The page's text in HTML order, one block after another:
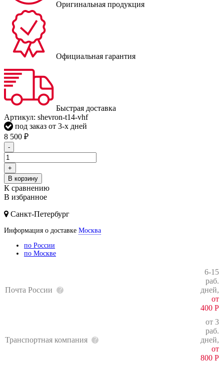
Оригинальная продукция
Официальная гарантия
Быстрая доставка
Артикул: shevron-t14-vhf
под заказ от 3-х дней
8 500 ₽
-
+
В корзину
К сравнению
В избранное
Санкт-Петербург
Информация о доставке Москва
по России
по Москве
Почта России
6-15
раб.
дней,
от
400 Р
Транспортная компания
от 3
раб.
дней,
от
800 Р